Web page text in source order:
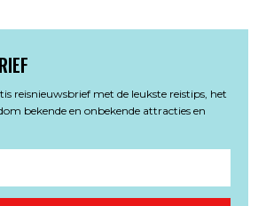
reisnieuwsbrief met de leukste reistips, het
bekende en onbekende attracties en